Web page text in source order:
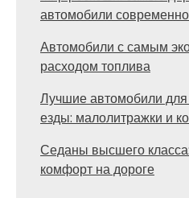
автомобили
Автомобили с самым
расходом топлива
Лучшие автомобили для
езды: малолитражки и
Седаны высшего
комфорт на дороге